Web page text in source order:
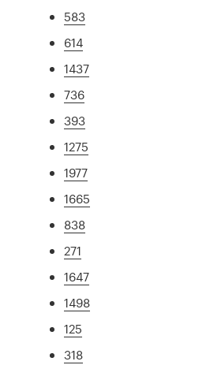
583
614
1437
736
393
1275
1977
1665
838
271
1647
1498
125
318